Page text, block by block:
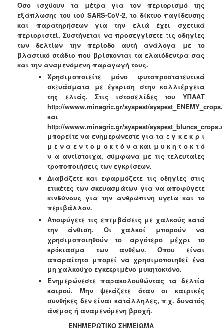
Όσο ισχύουν τα μέτρα για τον περιορισμό της
εξάπλωσης του ιού SARS-CoV-2, το δίκτυο παγίδευσης
και παρατηρήσεων για την ελιά έχει σχετικά
περιοριστεί. Συστήνεται να προσεγγίσετε τις οδηγίες
των δελτίων την περίοδο αυτή ανάλογα με το
βλαστικό στάδιο που βρίσκονται τα ελαιόδεντρα σας
και την αναμενόμενη παραγωγή τους.
Χρησιμοποιείτε μόνο φυτοπροστατευτικά
σκευάσματα με έγκριση στην καλλιέργεια
της ελιάς.
Στις ιστοσελίδες του ΥΠΑΑΤ
http://wwww.minagric.gr/syspest/
και
http://wwww.minagric.gr/syspest/
μπορείτε να ενημερώνεστε για τα ε γ κ ε κ ρ ι
μ έ ν α ε ν τ ο μ ο κ τ ό ν α και μ υ κ η τ ο κ τ ό
ν α αντίστοιχα, σύμφωνα με τις τελευταίες
τροποποιήσεις των εγκρίσεων.
Διαβάζετε και εφαρμόζετε τις οδηγίες στις
ετικέτες των σκευασμάτων για να αποφύγετε
κινδύνους για την ανθρώπινη υγεία και το
περιβάλλον.
Αποφύγετε τις επεμβάσεις με χαλκούς κατά
την άνθιση. Οι χαλκοί μπορούν να
χρησιμοποιηθούν το
αργότερο μέχρι το
κρόκιασμα των ανθέων. Όπου είναι
απαραίτητο μπορεί να χρησιμοποιηθεί ένα
μη χαλκούχο εγκεκριμένο μυκητοκτόνο.
Ενημερώνεστε παρακολουθώντας τα δελτία
καιρού. Μην ψεκάζετε όταν οι καιρικές
συνθήκες δεν είναι κατάλληλες, π.χ. δυνατός
άνεμος ή αναμενόμενη βροχή.
ΕΝΗΜΕΡΩΤΙΚΟ ΣΗΜΕΙΩΜΑ